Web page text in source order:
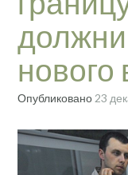
нового
Опубликовано 23